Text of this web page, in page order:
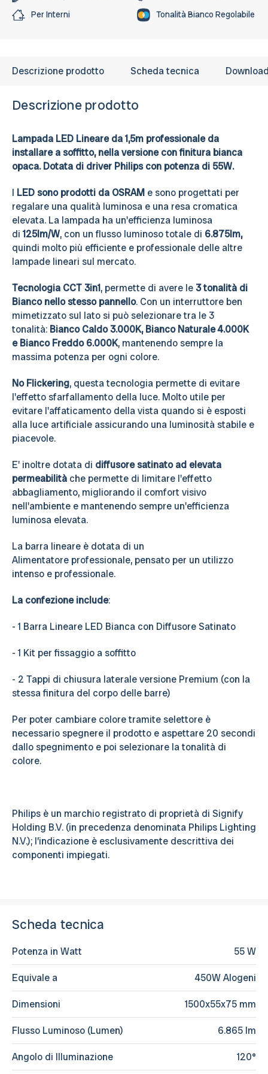
Per Interni
Tonalità Bianco Regolabile
Descrizione prodotto Scheda tecnica
Scheda tecnica
Potenza in Watt 55 W
Equivale a 450W Alogeni
Dimensioni 1500x55x75 mm
Flusso Luminoso (Lumen) 6.865 lm
Angolo di Illuminazione 120°
Descrizione prodotto
Lampada LED Lineare da 1,5m professionale da
installare a soffitto, nella versione con finitura bianca
opaca. Dotata di driver Philips con potenza di 55W.
I LED sono prodotti da OSRAM e sono progettati per
regalare una qualità luminosa e una resa cromatica
elevata. La lampada ha un'efficienza luminosa
di 125lm/W, con un flusso luminoso totale di 6.875lm,
quindi molto più efficiente e professionale delle altre
lampade lineari sul mercato.
Tecnologia CCT 3in1, permette di avere le3 tonalità di
Bianco nello stesso pannello. Con un interruttore ben
mimetizzato sul lato si può selezionare tra le 3
tonalità: Bianco Caldo 3.000K, Bianco Naturale 4.000K
e Bianco Freddo 6.000K, mantenendo sempre la
massima potenza per ogni colore.
No Flickering, questa tecnologia permette di evitare
l'effetto sfarfallamento della luce. Molto utile per
evitare l'affaticamento della vista quando si è esposti
alla luce artificiale assicurando una luminosità stabile e
piacevole.
E' inoltre dotata di diffusore satinato ad elevata
permeabilità che permette di limitare l'effetto
abbagliamento, migliorando il comfort visivo
nell'ambiente e mantenendo sempre un'efficienza
luminosa elevata.
La barra lineare è dotata di un
Alimentatore professionale, pensato per un utilizzo
intenso e professionale.
La confezione include:
- 1 Barra Lineare LED Bianca con Diffusore Satinato
- 1 Kit per fissaggio a soffitto
- 2 Tappi di chiusura laterale versione Premium (con la
stessa finitura del corpo delle barre)
Per poter cambiare colore tramite selettore è
necessario spegnere il prodotto e aspettare 20 secondi
dallo spegnimento e poi selezionare la tonalità di
colore.
Philips è un marchio registrato di proprietà di Signify
Holding B.V. (in precedenza denominata Philips Lighting
N.V.); l’indicazione è esclusivamente descrittiva dei
componenti impiegati.